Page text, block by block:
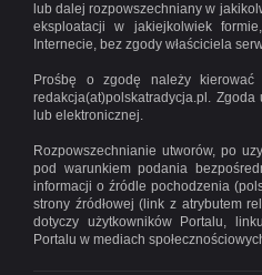
lub dalej rozpowszechniany w
eksploatacji w jakiejkolwiek
Internecie, bez zgody właściciela
Prośbę o zgodę należy
redakcja(at)polskatradycja.pl.
lub elektronicznej.
Rozpowszechnianie utworów, po
pod warunkiem podania
informacji o źródle pochodzenia
strony źródłowej (link z atrybutem
dotyczy użytkowników Portalu,
Portalu w mediach